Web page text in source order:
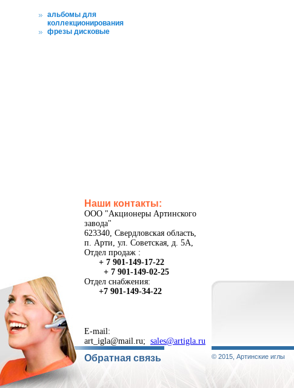
альбомы для
коллекционирования
фрезы дисковые
Наши контакты:
ООО "Акционеры Артинского
завода"
623340, Свердловская область,
п. Арти, ул. Советская, д. 5А,
Отдел продаж :
+ 7 901-149-17-22
+ 7 901-149-02-25
Отдел снабжения:
+7 901-149-34-22
E-mail:
art_igla@mail.ru; sales@artigla.ru
Обратная связь © 2015, Артинские иглы